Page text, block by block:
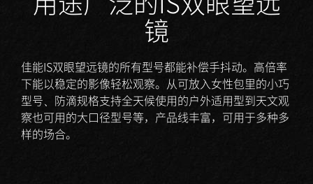
镜
佳能IS双眼望远镜的所有型号都能补偿手抖动。高倍率
下能以稳定的影像轻松观察。从可放入女性包里的小巧
型号、防滴规格支持全天候使用的户外适用型到天文观
察也可用的大口径型号等，产品线丰富，可用于多种多
样的场合。